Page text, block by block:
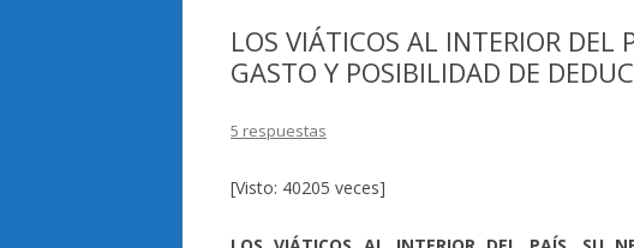
LOS VIÁTICOS AL INTERIOR DEL
GASTO Y POSIBILIDAD DE
5 respuestas
[Visto: 40205 veces]